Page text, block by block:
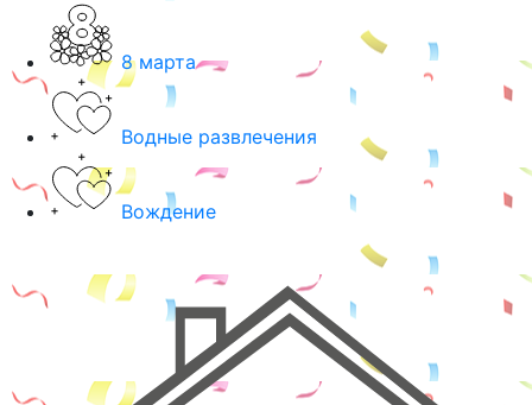
8 марта
Водные развлечения
Вождение